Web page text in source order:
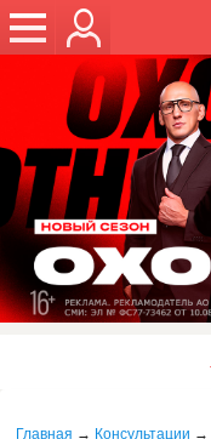
Главная → Консультации →